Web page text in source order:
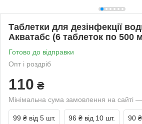
Таблетки для дезінфекції
Акватабс (6 таблеток по 500
Готово до відправки
Опт і роздріб
110 ₴
Мінімальна сума замовлення на сайті
99 ₴ від 5 шт. 96 ₴ від 10 шт. 90 ₴